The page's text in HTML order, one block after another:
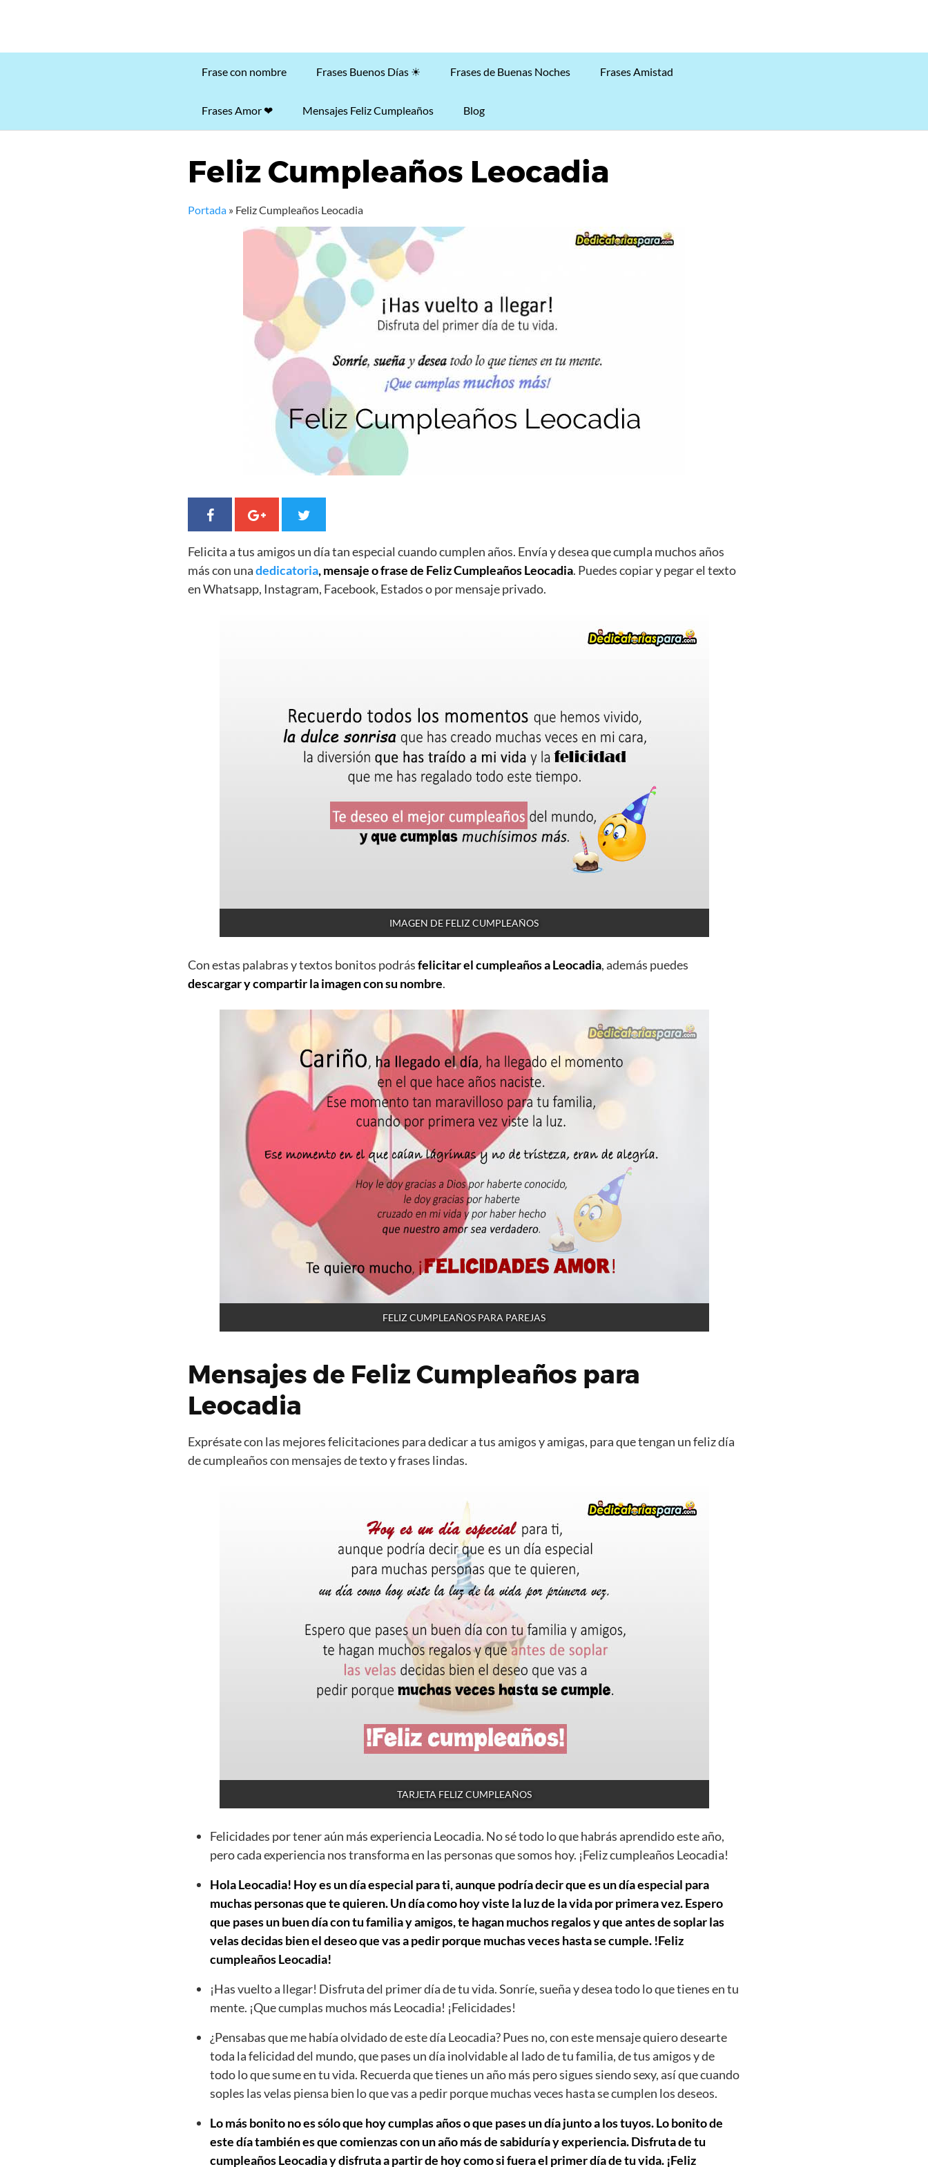
Frase con nombre Frases Buenos Días ☀ Frases de Buenas Noches Frases Amistad
Frases Amor ❤ Mensajes Feliz Cumpleaños Blog
Feliz Cumpleaños Leocadia
Portada » Feliz Cumpleaños Leocadia
Felicita a tus amigos un día tan especial cuando cumplen años. Envía y desea que cumpla muchos años
más con unadedicatoria, mensaje o frase de Feliz Cumpleaños Leocadia. Puedes copiar y pegar el texto
en Whatsapp, Instagram, Facebook, Estados o por mensaje privado.
IMAGEN DE FELIZ CUMPLEAÑOS
Con estas palabras y textos bonitos podrásfelicitar el cumpleaños a Leocadia, además puedes
descargar y compartir la imagen con su nombre.
FELIZ CUMPLEAÑOS PARA PAREJAS
Mensajes de Feliz Cumpleaños para
Leocadia
Exprésate con las mejores felicitaciones para dedicar a tus amigos y amigas, para que tengan un feliz día
de cumpleaños con mensajes de texto y frases lindas.
TARJETA FELIZ CUMPLEAÑOS
Felicidades por tener aún más experiencia Leocadia. No sé todo lo que habrás aprendido este año,
pero cada experiencia nos transforma en las personas que somos hoy. ¡Feliz cumpleaños Leocadia!
Hola Leocadia! Hoy es un día especial para ti, aunque podría decir que es un día especial para
muchas personas que te quieren. Un día como hoy viste la luz de la vida por primera vez. Espero
que pases un buen día con tu familia y amigos, te hagan muchos regalos y que antes de soplar las
velas decidas bien el deseo que vas a pedir porque muchas veces hasta se cumple. !Feliz
cumpleaños Leocadia!
¡Has vuelto a llegar! Disfruta del primer día de tu vida. Sonríe, sueña y desea todo lo que tienes en tu
mente. ¡Que cumplas muchos más Leocadia! ¡Felicidades!
¿Pensabas que me había olvidado de este día Leocadia? Pues no, con este mensaje quiero desearte
toda la felicidad del mundo, que pases un día inolvidable al lado de tu familia, de tus amigos y de
todo lo que sume en tu vida. Recuerda que tienes un año más pero sigues siendo sexy, así que cuando
soples las velas piensa bien lo que vas a pedir porque muchas veces hasta se cumplen los deseos.
Lo más bonito no es sólo que hoy cumplas años o que pases un día junto a los tuyos. Lo bonito de
este día también es que comienzas con un año más de sabiduría y experiencia. Disfruta de tu
cumpleaños Leocadia y disfruta a partir de hoy como si fuera el primer día de tu vida. ¡Feliz